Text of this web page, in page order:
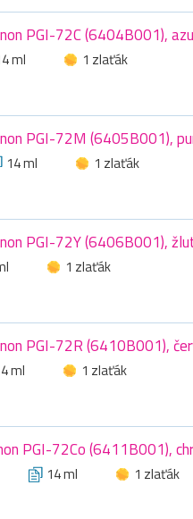
PGI-72C (6404B001),
ml
1 zlaťák
PGI-72M (6405B001),
14 ml
1 zlaťák
PGI-72Y (6406B001),
1 zlaťák
PGI-72R (6410B001),
ml
1 zlaťák
PGI-72Co (6411B001),
14 ml
1 zlaťák